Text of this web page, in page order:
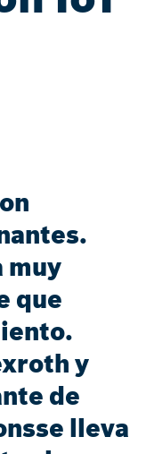
muy
que
y
de
lleva